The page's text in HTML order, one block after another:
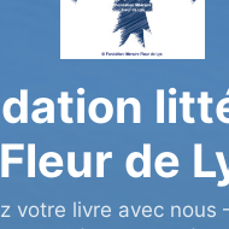
Fleur de
votre livre avec nous